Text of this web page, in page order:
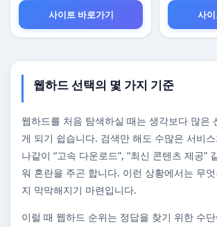
사이트 바로가기
사
웹하드 선택의 몇 가지 기준
웹하드를 처음 탐색하실 때는 생각보다 많은
게 되기 쉽습니다. 검색만 해도 수많은 서비
나같이 “고속 다운로드”, “최신 콘텐츠 제공”
워 혼란을 주곤 합니다. 이런 상황에서는 무
지 막막해지기 마련입니다.
이럴 때 웹하드 순위는 정답을 찾기 위한 수